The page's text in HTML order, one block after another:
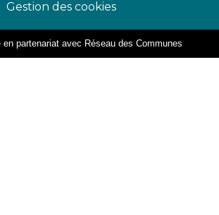
Gestion des cookies
en partenariat avec Réseau des Communes